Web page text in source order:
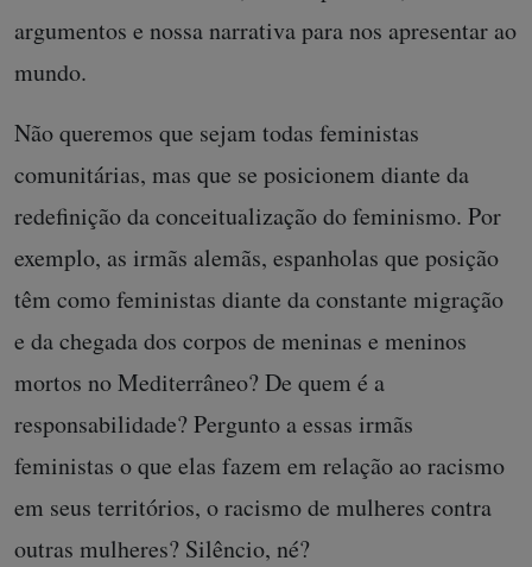
argumentos e nossa narrativa para nos apresentar ao
mundo.
Não queremos que sejam todas feministas
comunitárias, mas que se posicionem diante da
redefinição da conceitualização do feminismo. Por
exemplo, as irmãs alemãs, espanholas que posição
têm como feministas diante da constante migração
e da chegada dos corpos de meninas e meninos
mortos no Mediterrâneo? De quem é a
responsabilidade? Pergunto a essas irmãs
feministas o que elas fazem em relação ao racismo
em seus territórios, o racismo de mulheres contra
outras mulheres? Silêncio, né?